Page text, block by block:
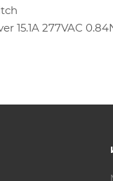
15.1A 277VAC